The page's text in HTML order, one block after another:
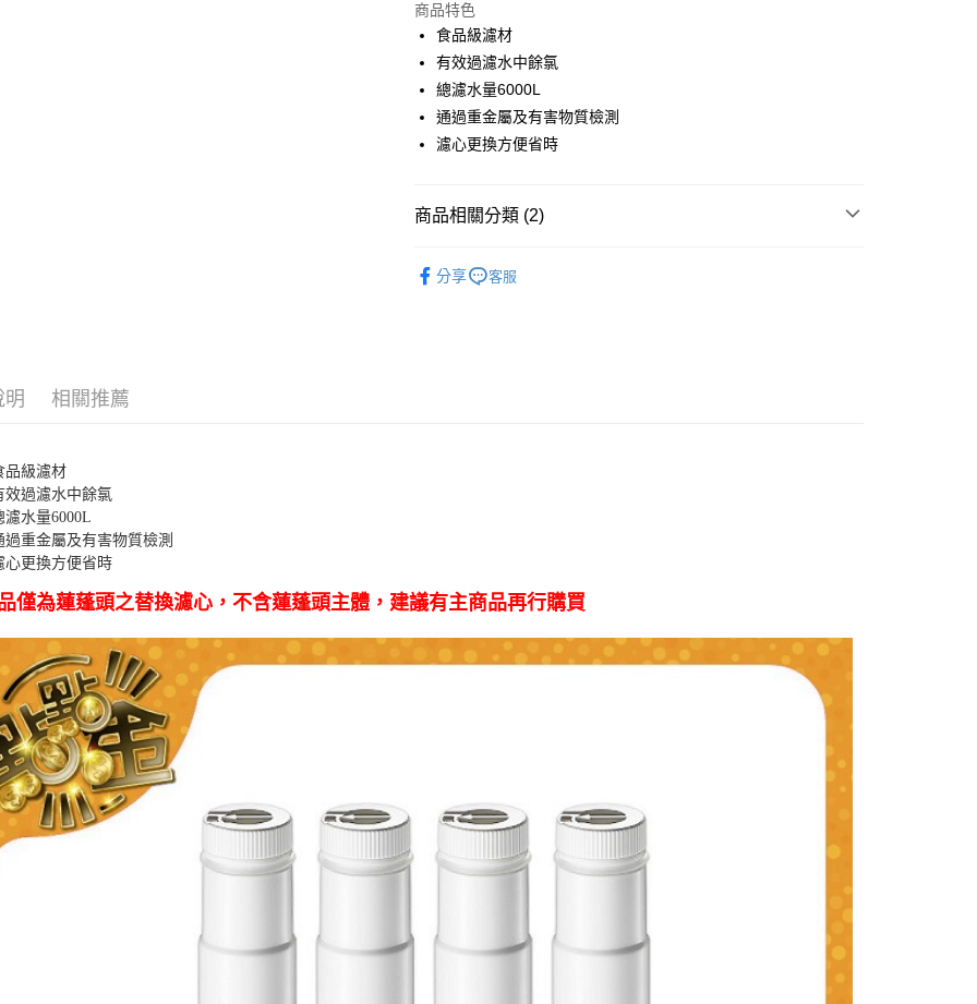
Apple Pay
悠遊付
Google Pay
全盈+PAY
商品特色
食品級濾材
有效過濾水中餘氯
總濾水量6000L
通過重金屬及有害物質檢測
濾心更換方便省時
商品相關分類 (2)
廚）分享 客服
明 相關推薦
品級濾材
效過濾水中餘氯
濾水量6000L
過重金屬及有害物質檢測
心更換方便省時
僅為蓮蓬頭之替換濾心，不含蓮蓬頭主體，建議有主商品再行購買